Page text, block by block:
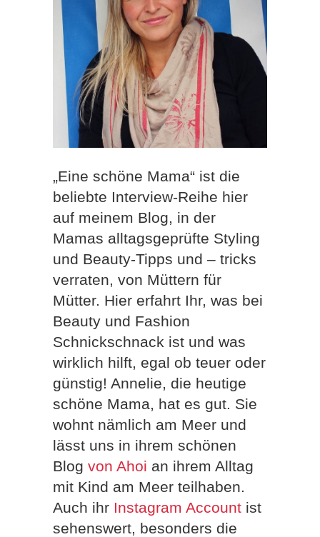
„Eine schöne Mama“ ist die
beliebte Interview-Reihe hier
auf meinem Blog, in der
Mamas alltagsgeprüfte Styling
und Beauty-Tipps und – tricks
verraten, von Müttern für
Mütter. Hier erfahrt Ihr, was bei
Beauty und Fashion
Schnickschnack ist und was
wirklich hilft, egal ob teuer oder
günstig! Annelie, die heutige
schöne Mama, hat es gut. Sie
wohnt nämlich am Meer und
lässt uns in ihrem schönen
Blog von Ahoi an ihrem Alltag
mit Kind am Meer teilhaben.
Auch ihr Instagram Account ist
sehenswert, besonders die